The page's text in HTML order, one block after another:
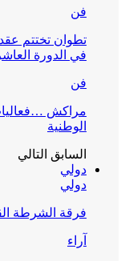
فن
تطوان تختتم
في الدورة
فن
مراكش
الوطنية
السابق التالي
دولي
دولي
فرقة الشرطة
آراء